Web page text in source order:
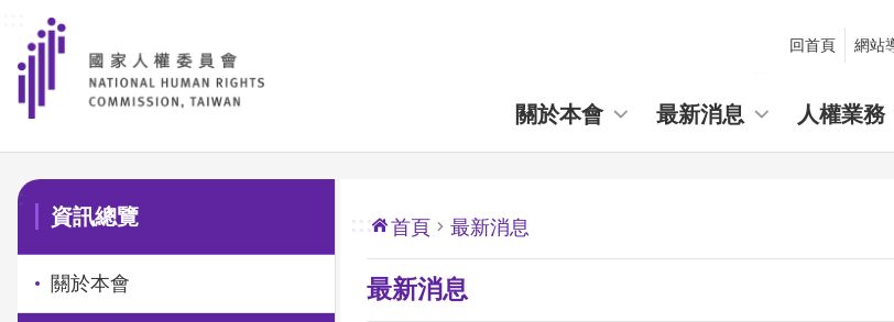
前往主要內容區塊
回首頁 網站
關於本會 最新消息 人權業務
:::
資訊總覽
關於本會
::: 首頁 最新消息
最新消息